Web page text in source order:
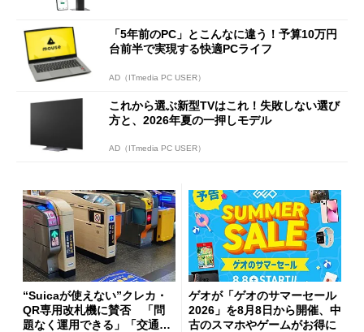
「5年前のPC」とこんなに違う！予算10万円
台前半で実現する快適PCライフ
AD（ITmedia PC USER）
これから選ぶ新型TVはこれ！失敗しない選び
方と、2026年夏の一押しモデル
AD（ITmedia PC USER）
“Suicaが使えない”クレカ・
QR専用改札機に賛否 「問
題なく運用できる」「交通系I
ゲオが「ゲオのサマーセール
2026」を8月8日から開催、中
古のスマホやゲームがお得に